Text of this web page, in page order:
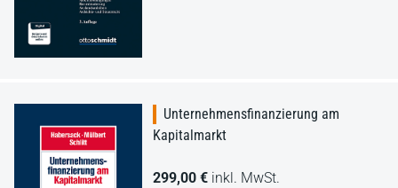
Unternehmensfinanzierung am
Kapitalmarkt
299,00 € inkl. MwSt.